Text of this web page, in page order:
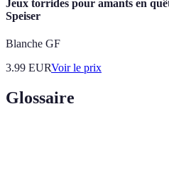
Jeux torrides pour amants en
Speiser
Blanche GF
3.99 EURVoir le prix
Glossaire